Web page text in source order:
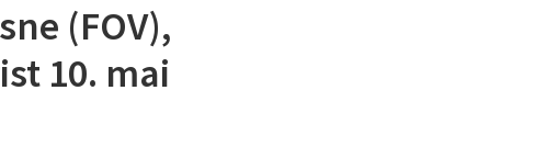
(FOV),
10. mai